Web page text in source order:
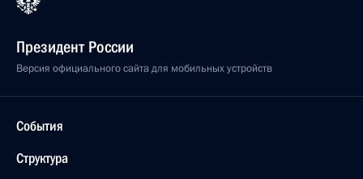
Президент России
Версия официального сайта для мобильных устройств
События
Структура